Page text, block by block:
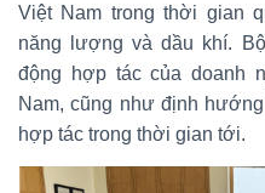
Việt Nam trong thời gian
năng lượng và dầu khí.
động hợp tác của doanh
Nam, cũng như định
hợp tác trong thời gian tới.